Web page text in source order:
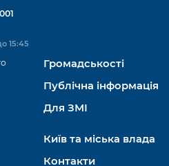
15:45
Громадськості
Публічна інформація
Для ЗМІ
Київ та міська влада
Контакти